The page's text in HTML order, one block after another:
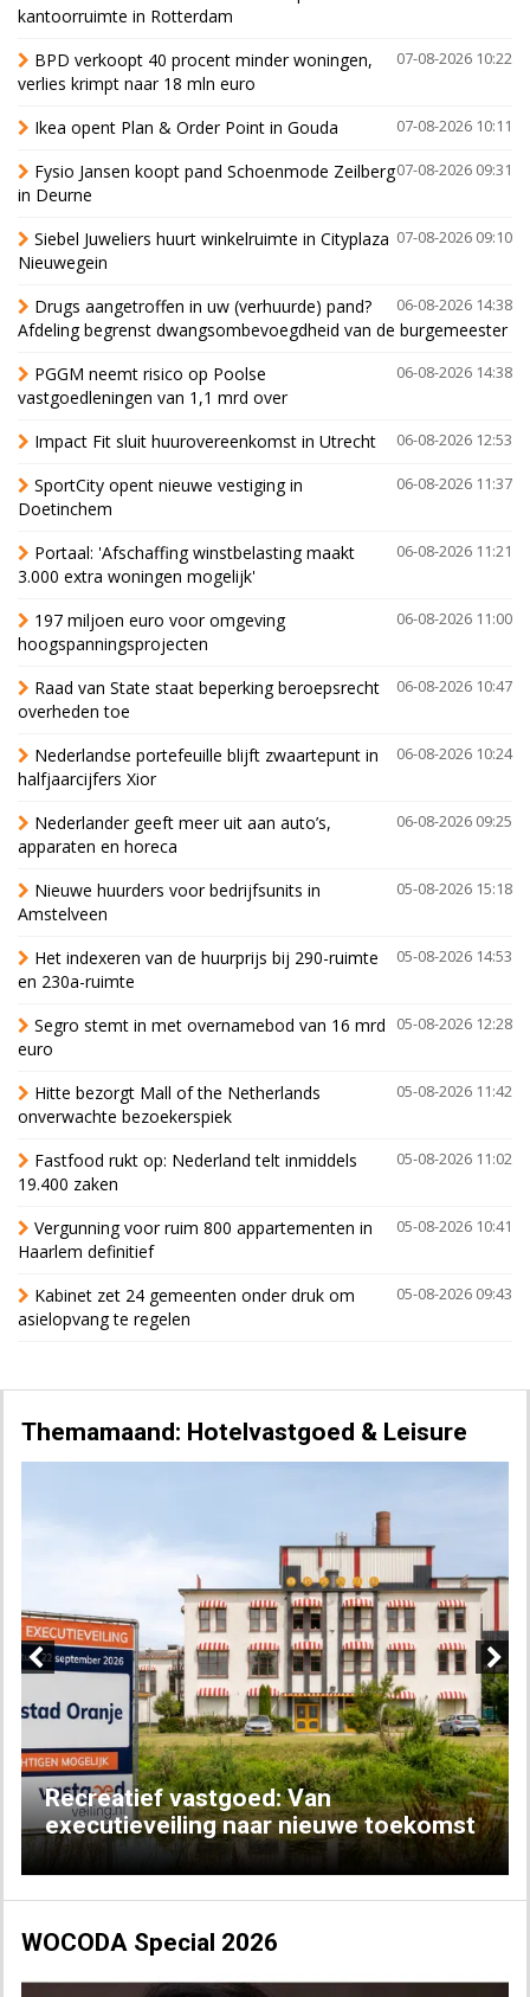
kantoorruimte in Rotterdam
07-08-2026 10:22
BPD verkoopt 40 procent minder woningen,
verlies krimpt naar 18 mln euro
07-08-2026 10:11
Ikea opent Plan & Order Point in Gouda
07-08-2026 09:31
Fysio Jansen koopt pand Schoenmode Zeilberg
in Deurne
07-08-2026 09:10
Siebel Juweliers huurt winkelruimte in Cityplaza
Nieuwegein
06-08-2026 14:38
Drugs aangetroffen in uw (verhuurde) pand?
Afdeling begrenst dwangsombevoegdheid van de burgemeester
06-08-2026 14:38
PGGM neemt risico op Poolse
vastgoedleningen van 1,1 mrd over
06-08-2026 12:53
Impact Fit sluit huurovereenkomst in Utrecht
06-08-2026 11:37
SportCity opent nieuwe vestiging in
Doetinchem
06-08-2026 11:21
Portaal: 'Afschaffing winstbelasting maakt
3.000 extra woningen mogelijk'
06-08-2026 11:00
197 miljoen euro voor omgeving
hoogspanningsprojecten
06-08-2026 10:47
Raad van State staat beperking beroepsrecht
overheden toe
06-08-2026 10:24
Nederlandse portefeuille blijft zwaartepunt in
halfjaarcijfers Xior
06-08-2026 09:25
Nederlander geeft meer uit aan auto’s,
apparaten en horeca
05-08-2026 15:18
Nieuwe huurders voor bedrijfsunits in
Amstelveen
05-08-2026 14:53
Het indexeren van de huurprijs bij 290-ruimte
en 230a-ruimte
05-08-2026 12:28
Segro stemt in met overnamebod van 16 mrd
euro
05-08-2026 11:42
Hitte bezorgt Mall of the Netherlands
onverwachte bezoekerspiek
05-08-2026 11:02
Fastfood rukt op: Nederland telt inmiddels
19.400 zaken
05-08-2026 10:41
Vergunning voor ruim 800 appartementen in
Haarlem definitief
05-08-2026 09:43
Kabinet zet 24 gemeenten onder druk om
asielopvang te regelen
Themamaand: Hotelvastgoed & Leisure
Recreatief vastgoed: Van
executieveiling naar nieuwe toekomst
Next
WOCODA Special 2026